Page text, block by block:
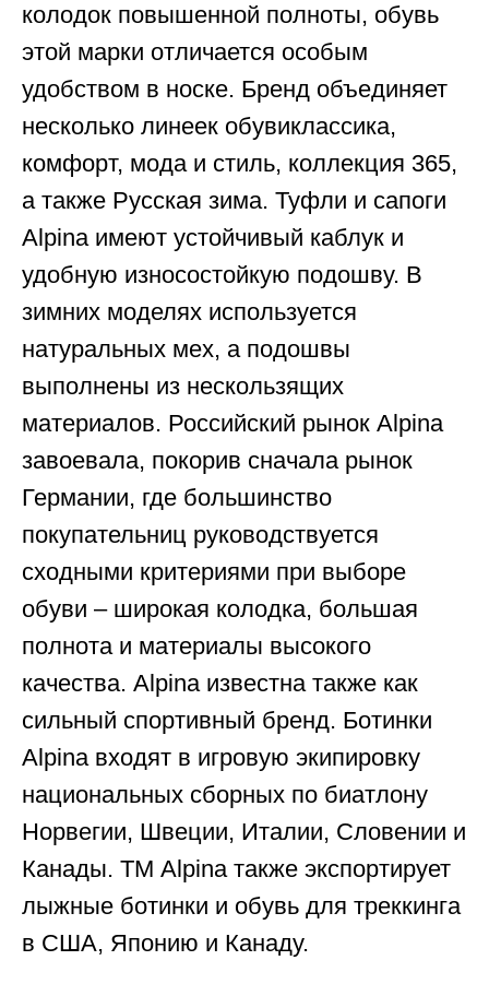
колодок повышенной полноты, обувь
этой марки отличается особым
удобством в носке. Бренд объединяет
несколько линеек обувиклассика,
комфорт, мода и стиль, коллекция 365,
а также Русская зима. Туфли и сапоги
Alpina имеют устойчивый каблук и
удобную износостойкую подошву. В
зимних моделях используется
натуральных мех, а подошвы
выполнены из нескользящих
материалов. Российский рынок Alpina
завоевала, покорив сначала рынок
Германии, где большинство
покупательниц руководствуется
сходными критериями при выборе
обуви – широкая колодка, большая
полнота и материалы высокого
качества. Alpina известна также как
сильный спортивный бренд. Ботинки
Alpina входят в игровую экипировку
национальных сборных по биатлону
Норвегии, Швеции, Италии, Словении и
Канады. ТМ Alpina также экспортирует
лыжные ботинки и обувь для треккинга
в США, Японию и Канаду.